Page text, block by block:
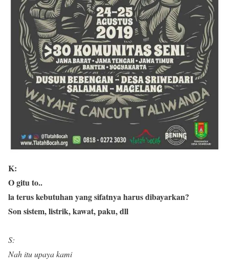
K:
O gitu to..
la terus kebutuhan yang sifatnya harus dibayarkan?
Son sistem, listrik, kawat, paku, dll
S:
Nah itu upaya kami